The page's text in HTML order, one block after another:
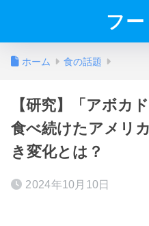
フ
ホーム 食の話題
【研究】「アボカ
食べ続けたアメリ
き変化とは？
2024年10月10日